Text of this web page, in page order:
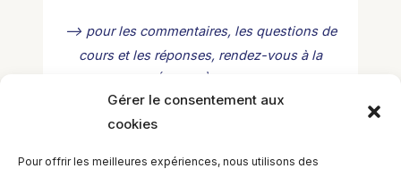
Gérer le consentement aux
cookies
Pour offrir les meilleures expériences, nous utilisons des
–> pour les commentaires, les questions de
cours et les réponses, rendez-vous à la
MÉDIATHÈQUE <--
–> pour les questions d’administration ou de
gestion du cours, demander au secrétariat <--